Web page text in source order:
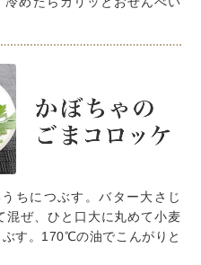
ちにつぶす。バター大さじ
混ぜ、ひと口大に丸めて小麦
す。170℃の油でこんがりと